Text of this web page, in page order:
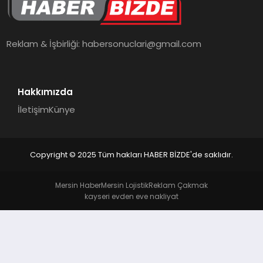
TEKNOLOJI
Reklam & İşbirliği:habersonuclari@gmail.com
Hakkımızda
İletişimKünye
Copyright © 2025 Tüm hakları HABER BİZDE'de saklıdır.
Mersin HaberMersin LojistikReklam Çakmak
kayseri evden eve nakliyat